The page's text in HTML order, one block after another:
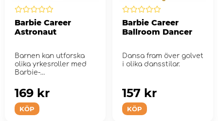
Barbie Career
Astronaut
Barnen kan utforska
olika yrkesroller med
Barbie-
KÖP
169 kr
Barbie Career
Ballroom Dancer
Dansa fram över golvet
i olika dansstilar.
KÖP
157 kr